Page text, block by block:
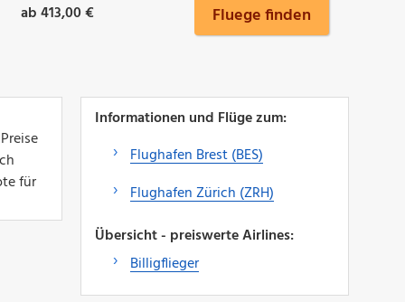
ab 413,00 € Fluege finden
für
Informationen und Flüge zum:
Flughafen Brest (BES)
Flughafen Zürich (ZRH)
Übersicht - preiswerte Airlines:
Billigflieger